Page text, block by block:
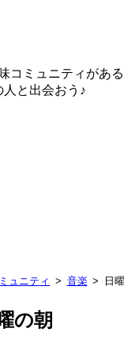
コミュニティがある
と出会おう♪
ュニティ 音楽 日
の朝